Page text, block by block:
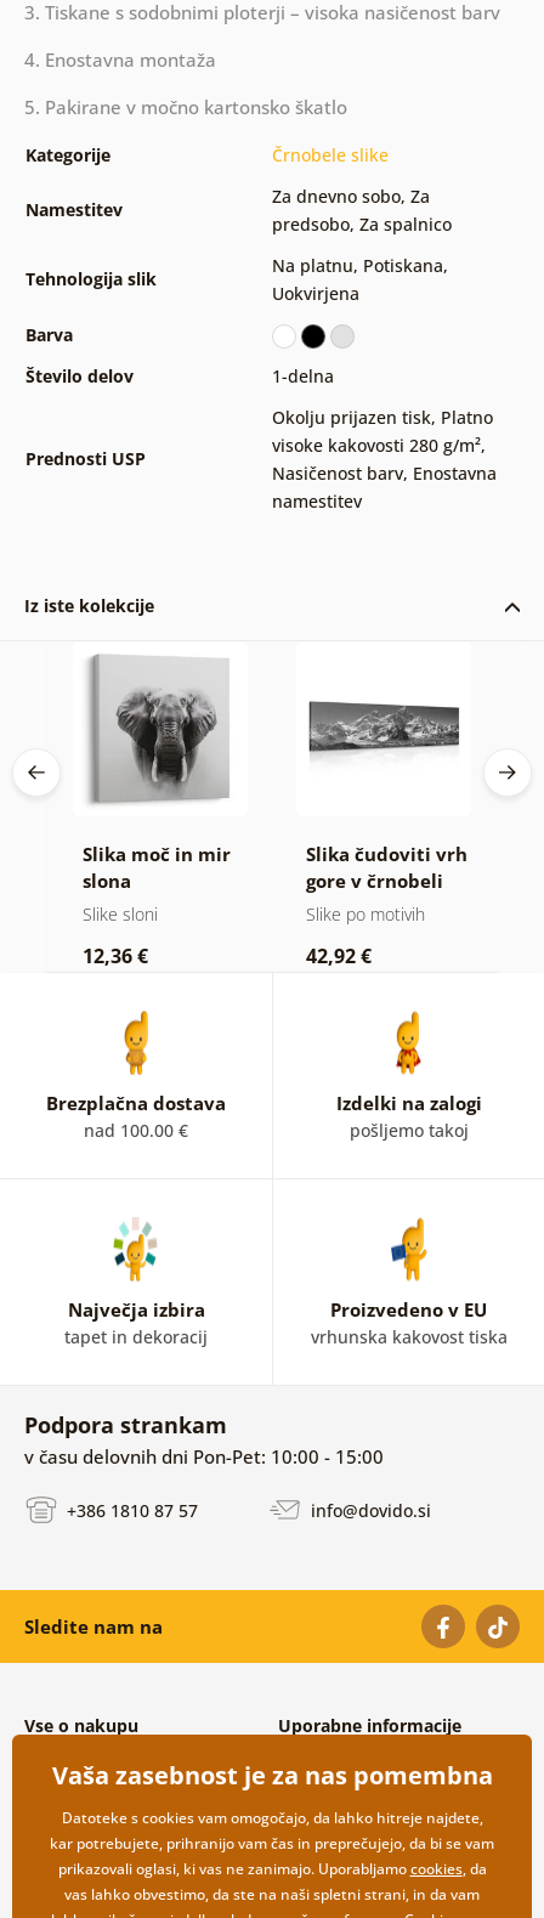
3. Tiskane s sodobnimi ploterji – visoka nasičenost barv
4. Enostavna montaža
5. Pakirane v močno kartonsko škatlo
Kategorije Črnobele slike
Namestitev
Za dnevno sobo, Za
predsobo, Za spalnico
Tehnologija slik
Na platnu, Potiskana,
Uokvirjena
Barva
Število delov
1-delna
Prednosti USP
Okolju prijazen tisk, Platno
visoke kakovosti 280 g/m²,
Nasičenost barv, Enostavna
namestitev
Iz iste kolekcije
Slika moč in mir
slona
Slike sloni
12,36 €
Slika čudoviti vrh
gore v črnobeli
izvedbi
Slike po motivih
42,92 €
Brezplačna dostava
nad 100.00 €
Izdelki na zalogi
pošljemo takoj
Največja izbira
tapet in dekoracij
Proizvedeno v EU
vrhunska kakovost tiska
Podpora strankam
v času delovnih dni Pon-Pet: 10:00 - 15:00
+386 1810 87 57 info@dovido.si
Sledite nam na
Vse o nakupu
Splošni in reklamacijski pogoji
Varovanje osebnih podatkov
Možnosti dostave in plačila
Vračilo blaga
Uporabne informacije
Pogosto zastavljena vprašanja
Kontakti
Veleprodaja
Vaša zasebnost je za nas pomembna
Datoteke s cookies vam omogočajo, da lahko hitreje najdete,
kar potrebujete, prihranijo vam čas in preprečujejo, da bi se vam
prikazovali oglasi, ki vas ne zanimajo. Uporabljamocookies, da
vas lahko obvestimo, da ste na naši spletni strani, in da vam